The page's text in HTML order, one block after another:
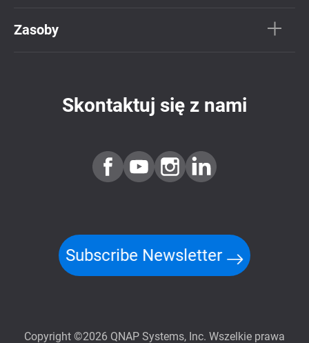
Zasoby
Skontaktuj się z nami
Subscribe Newsletter
Copyright ©2026 QNAP Systems, Inc. Wszelkie prawa